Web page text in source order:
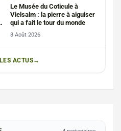
Le Musée du Coticule à
Vielsalm : la pierre à aiguiser
qui a fait le tour du monde
8 Août 2026
ACTUS